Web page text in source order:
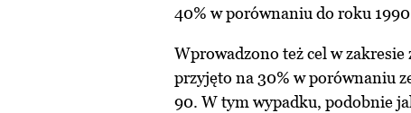
40% w porównaniu do roku
Wprowadzono też cel w
przyjęto na 30% w porównaniu
90. W tym wypadku, podobnie